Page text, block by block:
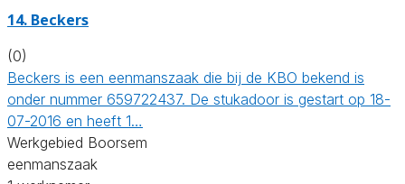
14. Beckers
(0)
Beckers is een eenmanszaak die bij de KBO bekend is
onder nummer 659722437. De stukadoor is gestart op 18-
07-2016 en heeft 1…
Werkgebied Boorsem
eenmanszaak